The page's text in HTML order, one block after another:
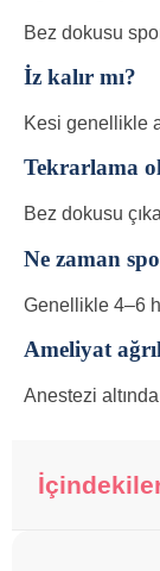
Bez dokusu
İz kalır mı?
Kesi genellikle
Tekrarlama
Bez dokusu
Ne zaman
Genellikle 4–6
Ameliyat
Anestezi